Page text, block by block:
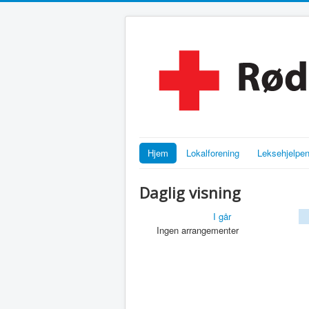
Hjem Lokalforening Leksehjelpen
Daglig visning
I går
Ingen arrangementer